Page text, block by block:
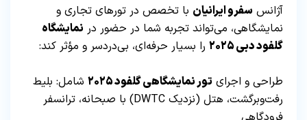
آژانس سفرو ایرانیان با تخصص در تورهای تجاری و
نمایشگاهی، می‌تواند تجربه شما در حضور در نمایشگاه
گلفود دبی ۲۰۲۵
را بسیار حرفه‌ای، بی‌دردسر و مؤثر کند:
طراحی و اجرای تور نمایشگاهی گلفود ۲۰۲۵
شامل: بلیط
رفت‌وبرگشت، هتل (نزدیک DWTC) با صبحانه، ترانسفر